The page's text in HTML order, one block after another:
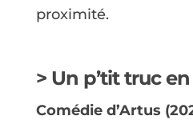
proximité.
> Un p’tit truc
Comédie d’Artus